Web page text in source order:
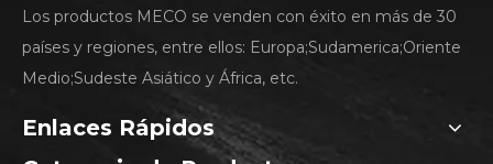
Los productos MECO se venden con éxito en más de 30
países y regiones, entre ellos: Europa;Sudamerica;Oriente
Medio;Sudeste Asiático y África, etc.
Enlaces Rápidos